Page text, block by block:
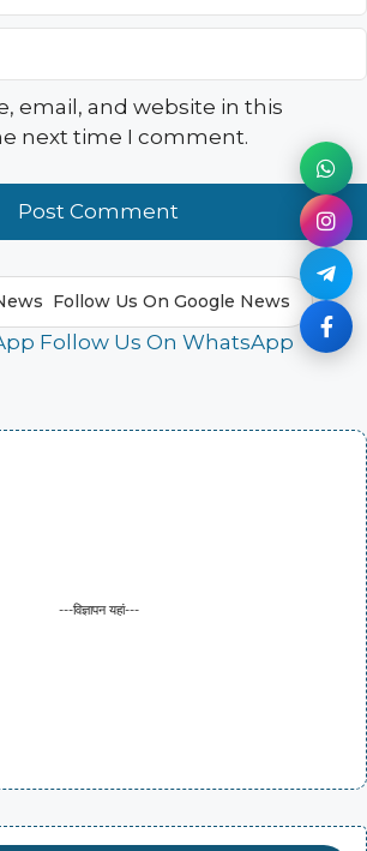
email, and website in this
next time I comment.
Follow Us On Google News
Follow Us On WhatsApp
---विज्ञापन यहां---